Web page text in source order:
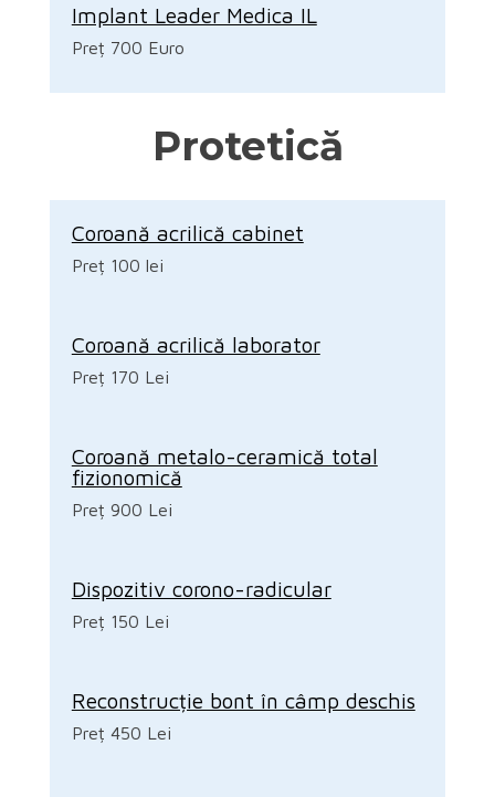
Implant Leader Medica IL
Preț 700 Euro
Protetică
Coroană acrilică cabinet
Preț 100 lei
Coroană acrilică laborator
Preț 170 Lei
Coroană metalo-ceramică total
fizionomică
Preț 900 Lei
Dispozitiv corono-radicular
Preț 150 Lei
Reconstrucție bont în câmp deschis
Preț 450 Lei